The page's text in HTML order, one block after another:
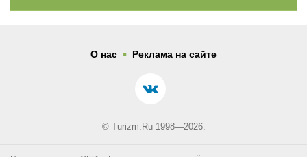
О нас . Реклама на сайте
© Turizm.Ru 1998—2026.